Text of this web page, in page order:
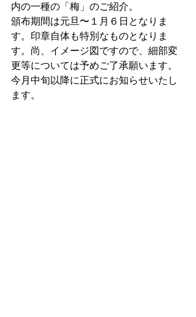
内の一種の「梅」のご紹介。
頒布期間は元旦〜１月６日となりま
す。印章自体も特別なものとなりま
す。尚、イメージ図ですので、細部変
更等については予めご了承願います。
今月中旬以降に正式にお知らせいたし
ます。